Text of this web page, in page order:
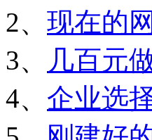
2、 现在的
3、
几百元
4、 企业选